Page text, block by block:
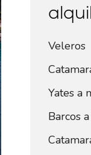
Veleros
Yates a
Barcos